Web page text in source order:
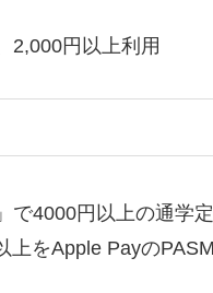
2,000円以上利用
で4000円以上の通学
上をApple Payの